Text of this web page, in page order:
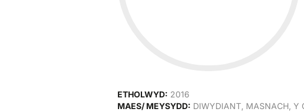
ETHOLWYD: 2016
MAES/ MEYSYDD: DIWYDIANT, MASNACH, Y